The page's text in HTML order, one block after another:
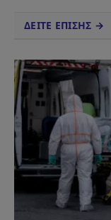
ΔΕΙΤΕ ΕΠΙΣΗΣ →